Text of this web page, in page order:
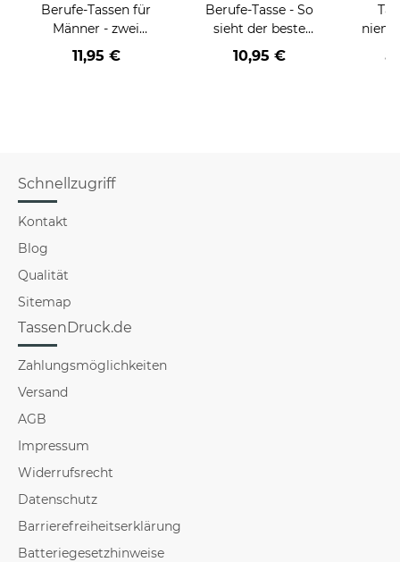
Berufe-Tassen für
Männer - zwei
Farbvarianten
11,95 €
Berufe-Tasse - So
sieht der beste
BERUF aus -
verschiedene Berufe
10,95 €
Schnellzugriff
Kontakt
Blog
Qualität
Sitemap
TassenDruck.de
Zahlungsmöglichkeiten
Versand
AGB
Impressum
Widerrufsrecht
Datenschutz
Barrierefreiheitserklärung
Batteriegesetzhinweise